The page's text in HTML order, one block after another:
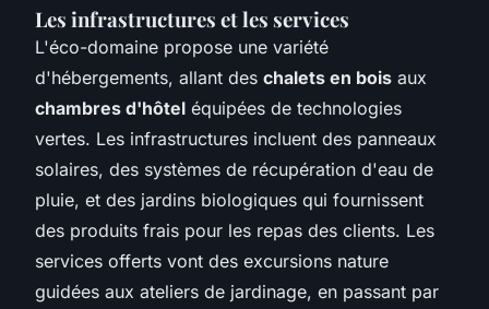
Les infrastructures et les services
L'éco-domaine propose une variété
d'hébergements, allant des chalets en bois aux
chambres d'hôtel équipées de technologies
vertes. Les infrastructures incluent des panneaux
solaires, des systèmes de récupération d'eau de
pluie, et des jardins biologiques qui fournissent
des produits frais pour les repas des clients. Les
services offerts vont des excursions nature
guidées aux ateliers de jardinage, en passant par